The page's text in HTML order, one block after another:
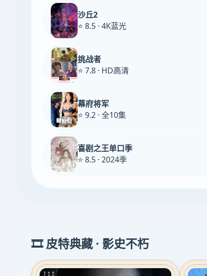
沙丘2
⭐ 8.5 · 4K蓝光
挑战者
⭐ 7.8 · HD高清
幕府将军
⭐ 9.2 · 全10集
喜剧之王单口季
⭐ 8.5 · 2024季
🎞️ 皮特典藏 · 影史不朽